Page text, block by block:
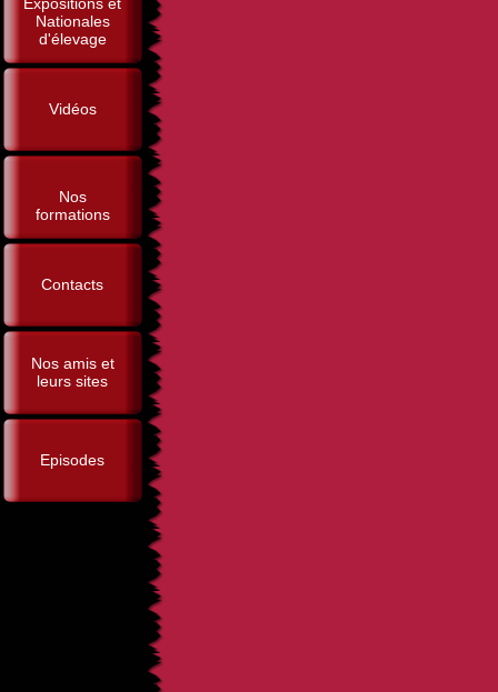
Nationales
d'élevage
Vidéos
Nos
formations
Contacts
Nos amis et
leurs sites
Episodes